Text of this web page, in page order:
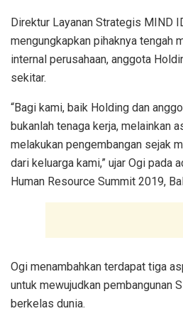
Direktur Layanan Strategis MIND
mengungkapkan pihaknya tengah
internal perusahaan, anggota
sekitar.
“Bagi kami, baik Holding dan
bukanlah tenaga kerja, melainkan
melakukan pengembangan sejak
dari keluarga kami,” ujar Ogi pada
Human Resource Summit 2019,
Ogi menambahkan terdapat tiga
untuk mewujudkan pembangunan
berkelas dunia.